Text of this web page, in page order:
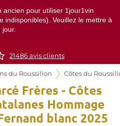
ancien pour utiliser 1jour1vin
indisponibles). Veuillez le mettre à
jour.
21486 avis clients
du Roussillon Côtes du
Frères - Côtes
Hommage
blanc 2025